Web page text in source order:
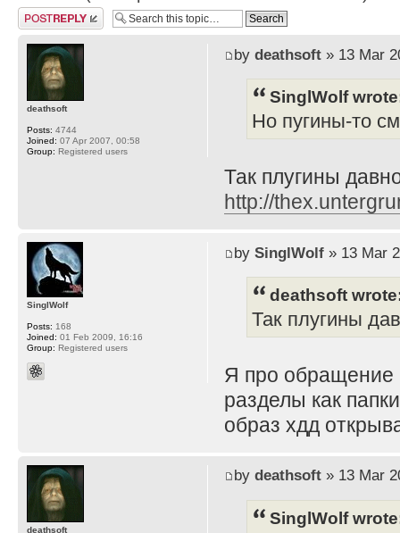
Post a reply
by deathsoft» 13 Mar
SinglWolf
Но пугины-то
Так плугины
http://
deathsoft
Posts: 4744
Joined: 07 Apr 2007, 00:58
Group: Registered users
by SinglWolf» 13 Mar
deathsoft
Так плугины
Я про обращение
разделы как
образ хдд
SinglWolf
Posts: 168
Joined: 01 Feb 2009, 16:16
Group: Registered users
by deathsoft» 13 Mar
SinglWolf
deathsoft